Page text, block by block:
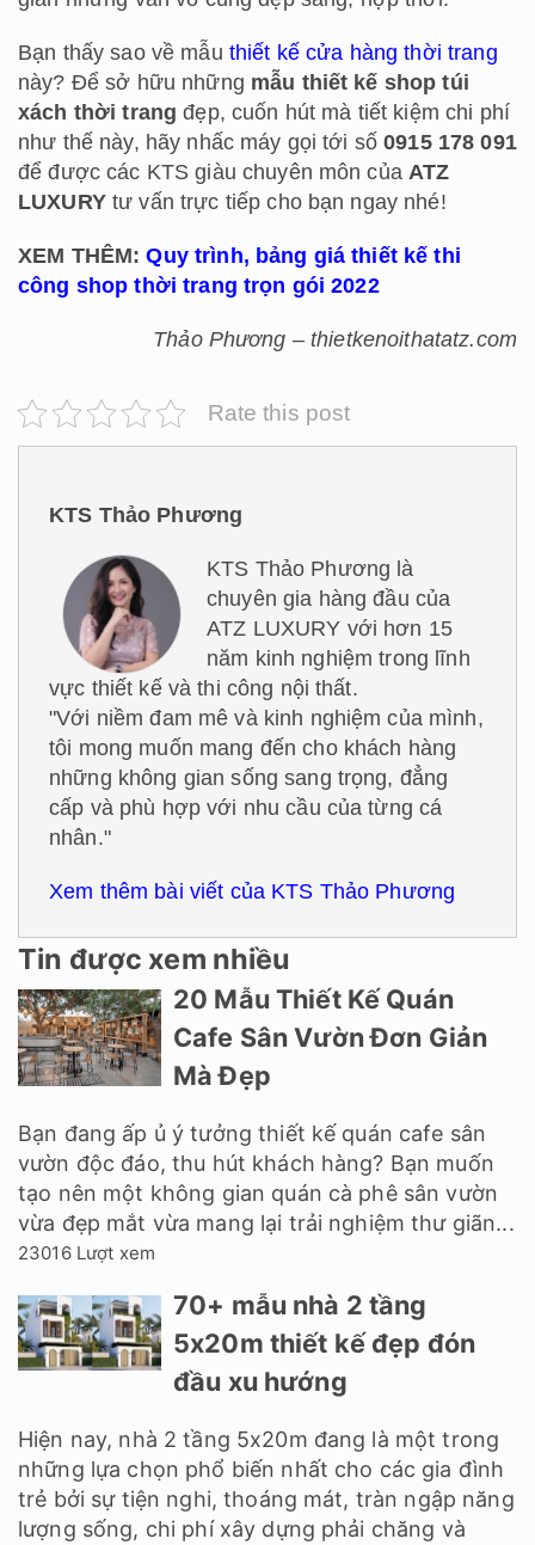
Bạn thấy sao về mẫu thiết kế cửa hàng thời trang
này? Để sở hữu những mẫu thiết kế shop túi
xách thời trang đẹp, cuốn hút mà tiết kiệm chi phí
như thế này, hãy nhấc máy gọi tới số0915 178 091
để được các KTS giàu chuyên môn củaATZ
LUXURYtư vấn trực tiếp cho bạn ngay nhé!
XEM THÊM:Quy trình, bảng giá thiết kế thi
công shop thời trang trọn gói 2022
Thảo Phương – thietkenoithatatz.com
Rate this post
KTS Thảo Phương
KTS Thảo Phương là
chuyên gia hàng đầu của
ATZ LUXURY với hơn 15
năm kinh nghiệm trong lĩnh
vực thiết kế và thi công nội thất.
"Với niềm đam mê và kinh nghiệm của mình,
tôi mong muốn mang đến cho khách hàng
những không gian sống sang trọng, đẳng
cấp và phù hợp với nhu cầu của từng cá
nhân."
Xem thêm bài viết của KTS Thảo Phương
Tin được xem nhiều
20 Mẫu Thiết Kế Quán
Cafe Sân Vườn Đơn Giản
Mà Đẹp
Bạn đang ấp ủ ý tưởng thiết kế quán cafe sân
vườn độc đáo, thu hút khách hàng? Bạn muốn
tạo nên một không gian quán cà phê sân vườn
vừa đẹp mắt vừa mang lại trải nghiệm thư giãn...
23016 Lượt xem
70+ mẫu nhà 2 tầng
5x20m thiết kế đẹp đón
đầu xu hướng
Hiện nay, nhà 2 tầng 5x20m đang là một trong
những lựa chọn phổ biến nhất cho các gia đình
trẻ bởi sự tiện nghi, thoáng mát, tràn ngập năng
lượng sống, chi phí xây dựng phải chăng và